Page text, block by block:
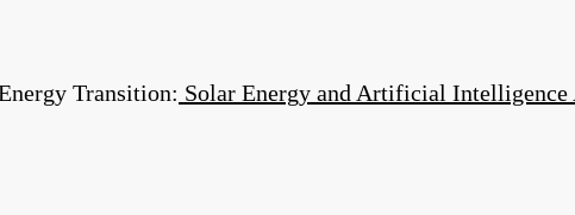
Transition: Solar Energy and Artificial Intelligence